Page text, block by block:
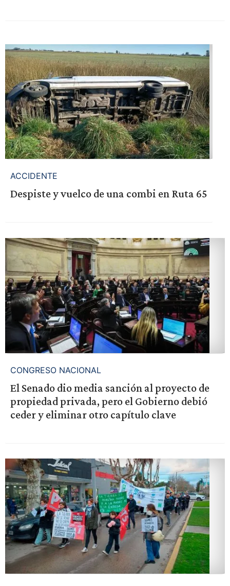
ACCIDENTE
Despiste y vuelco de una combi en Ruta 65
CONGRESO NACIONAL
El Senado dio media sanción al proyecto de
propiedad privada, pero el Gobierno debió
ceder y eliminar otro capítulo clave